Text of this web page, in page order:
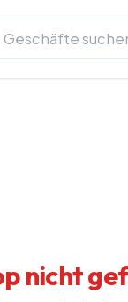
nicht